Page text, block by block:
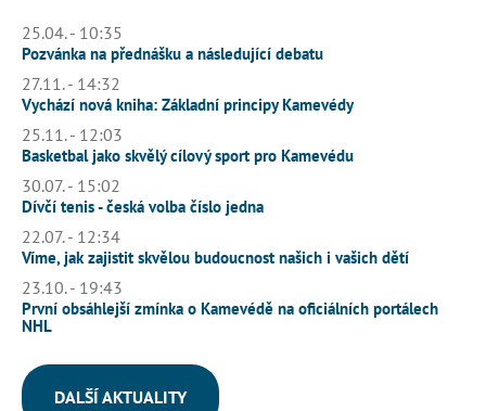
25.04. - 10:35
Pozvánka na přednášku a následující debatu
27.11. - 14:32
Vychází nová kniha: Základní principy Kamevédy
25.11. - 12:03
Basketbal jako skvělý cílový sport pro Kamevédu
30.07. - 15:02
Dívčí tenis - česká volba číslo jedna
22.07. - 12:34
Víme, jak zajistit skvělou budoucnost našich i vašich dětí
23.10. - 19:43
První obsáhlejší zmínka o Kamevédě na oficiálních portálech
NHL
DALŠÍ AKTUALITY